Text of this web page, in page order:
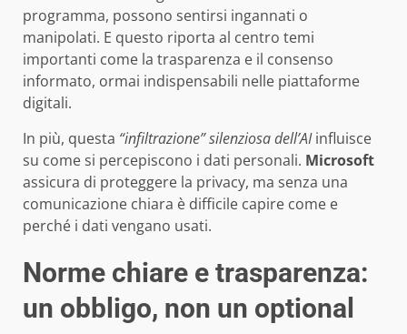
programma, possono sentirsi ingannati o
manipolati. E questo riporta al centro temi
importanti come la trasparenza e il consenso
informato, ormai indispensabili nelle piattaforme
digitali.
In più, questa “infiltrazione” silenziosa dell’AIinfluisce
su come si percepiscono i dati personali. Microsoft
assicura di proteggere la privacy, ma senza una
comunicazione chiara è difficile capire come e
perché i dati vengano usati.
Norme chiare e trasparenza:
un obbligo, non un optional